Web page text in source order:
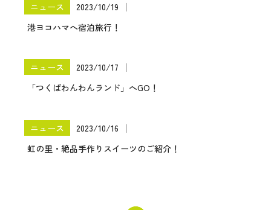
ニュース 2023/10/19
│
港ヨコハマへ宿泊旅行！
ニュース 2023/10/17
│
「つくばわんわんランド」へGO！
ニュース 2023/10/16
│
虹の里・絶品手作りスイーツのご紹介！